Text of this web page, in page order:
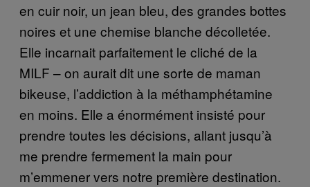
en cuir noir, un jean bleu, des grandes bottes
noires et une chemise blanche décolletée.
Elle incarnait parfaitement le cliché de la
MILF – on aurait dit une sorte de maman
bikeuse, l’addiction à la méthamphétamine
en moins. Elle a énormément insisté pour
prendre toutes les décisions, allant jusqu’à
me prendre fermement la main pour
m’emmener vers notre première destination.